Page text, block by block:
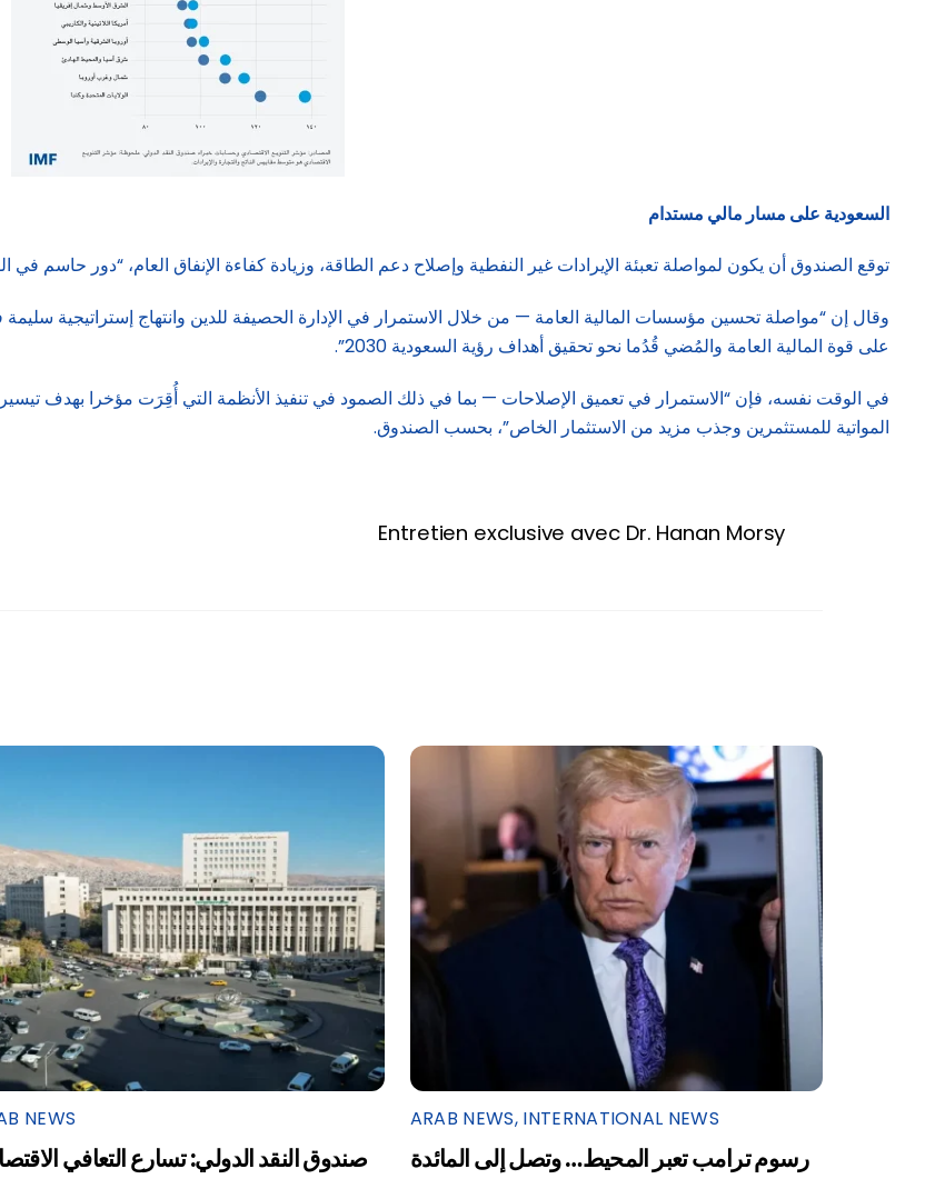
السعودية على مسار مالي مستدام
توقع الصندوق أن يكون لمواصلة تعبئة الإيرادات غير النفطية وإصلاح دعم الطاقة، وزيادة كفاءة الإنفاق العام، “دور حاسم
وقال إن “مواصلة تحسين مؤسسات المالية العامة — من خلال الاستمرار في الإدارة الحصيفة للدين وانتهاج إستراتيجية
على قوة المالية العامة والمُضي قُدُما نحو تحقيق أهداف رؤية السعودية 2030”.
في الوقت نفسه، فإن “الاستمرار في تعميق الإصلاحات — بما في ذلك الصمود في تنفيذ الأنظمة التي أُقِرَت مؤخرا بهدف
المواتية للمستثمرين وجذب مزيد من الاستثمار الخاص”، بحسب الصندوق.
Entretien exclusive avec Dr. Hanan Morsy
NEWS
صندوق النقد الدولي: تسارع التعافي
ARAB NEWS, INTERNATIONAL NEWS
رسوم ترامب تعبر المحيط… وتصل إلى المائدة